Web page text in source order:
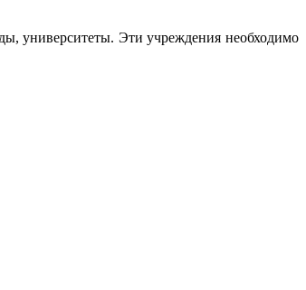
университеты. Эти учреждения необходимо